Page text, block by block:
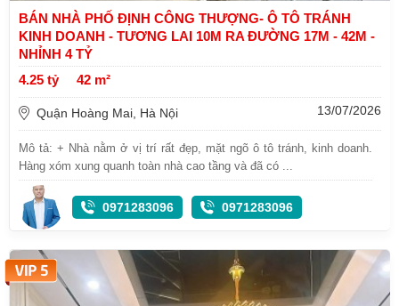
BÁN NHÀ PHỐ ĐỊNH CÔNG THƯỢNG- Ô TÔ TRÁNH
KINH DOANH - TƯƠNG LAI 10M RA ĐƯỜNG 17M - 42M -
NHỈNH 4 TỶ
4.25 tỷ
42 m²
Quận Hoàng Mai, Hà Nội 13/07/2026
Mô tả: + Nhà nằm ở vị trí rất đẹp, mặt ngõ ô tô tránh, kinh doanh.
Hàng xóm xung quanh toàn nhà cao tầng và đã có ...
0971283096 0971283096